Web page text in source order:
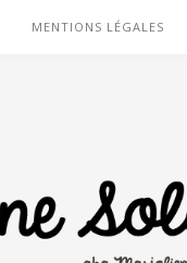
MENTIONS LÉGALES